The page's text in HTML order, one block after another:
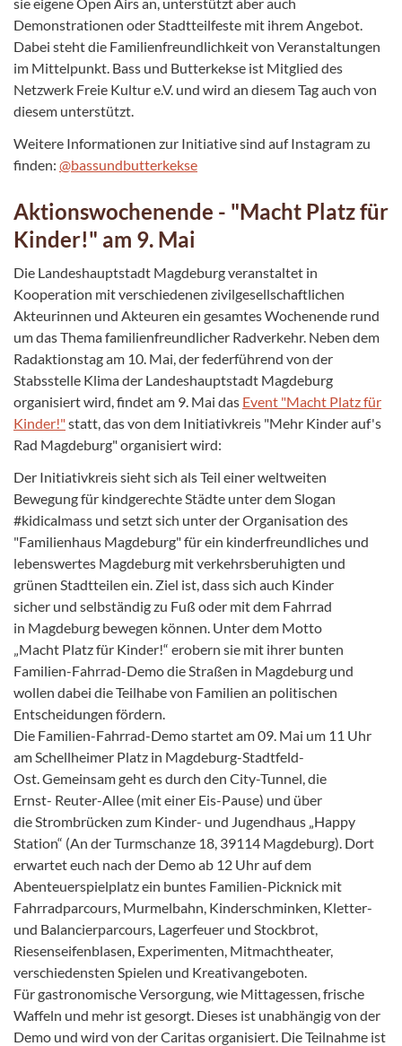
Demonstrationen oder Stadtteilfeste mit ihrem Angebot.
Dabei steht die Familienfreundlichkeit von Veranstaltungen
im Mittelpunkt. Bass und Butterkekse ist Mitglied des
Netzwerk Freie Kultur e.V. und wird an diesem Tag auch von
diesem unterstützt.
Weitere Informationen zur Initiative sind auf Instagram zu
finden: @bassundbutterkekse
Aktionswochenende - "Macht Platz für
Kinder!" am 9. Mai
Die Landeshauptstadt Magdeburg veranstaltet in
Kooperation mit verschiedenen zivilgesellschaftlichen
Akteurinnen und Akteuren ein gesamtes Wochenende rund
um das Thema familienfreundlicher Radverkehr. Neben dem
Radaktionstag am 10. Mai, der federführend von der
Stabsstelle Klima der Landeshauptstadt Magdeburg
organisiert wird, findet am 9. Mai das Event "Macht Platz für
Kinder!"statt, das von dem Initiativkreis "Mehr Kinder auf's
Rad Magdeburg" organisiert wird:
Der Initiativkreis sieht sich als Teil einer weltweiten
Bewegung für kindgerechte Städte unter dem Slogan
#kidicalmass und setzt sich unter der Organisation des
"Familienhaus Magdeburg" für ein kinderfreundliches und
lebenswertes Magdeburg mit verkehrsberuhigten und
grünen Stadtteilen ein. Ziel ist, dass sich auch Kinder
sicher und selbständig zu Fuß oder mit dem Fahrrad
in Magdeburg bewegen können. Unter dem Motto
„Macht Platz für Kinder!“ erobern sie mit ihrer bunten
Familien-Fahrrad-Demo die Straßen in Magdeburg und
wollen dabei die Teilhabe von Familien an politischen
Entscheidungen fördern.
Die Familien-Fahrrad-Demo startet am 09. Mai um 11 Uhr
am Schellheimer Platz in Magdeburg-Stadtfeld-
Ost. Gemeinsam geht es durch den City-Tunnel, die
Ernst- Reuter-Allee (mit einer Eis-Pause) und über
die Strombrücken zum Kinder- und Jugendhaus „Happy
Station“ (An der Turmschanze 18, 39114 Magdeburg). Dort
erwartet euch nach der Demo ab 12 Uhr auf dem
Abenteuerspielplatz ein buntes Familien-Picknick mit
Fahrradparcours, Murmelbahn, Kinderschminken, Kletter-
und Balancierparcours, Lagerfeuer und Stockbrot,
Riesenseifenblasen, Experimenten, Mitmachtheater,
verschiedensten Spielen und Kreativangeboten.
Für gastronomische Versorgung, wie Mittagessen, frische
Waffeln und mehr ist gesorgt. Dieses ist unabhängig von der
Demo und wird von der Caritas organisiert. Die Teilnahme ist